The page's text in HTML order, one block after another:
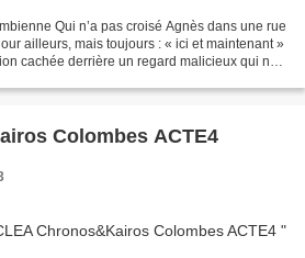
Qui n’a pas croisé Agnès dans une rue
ailleurs, mais toujours : « ici et maintenant »
cachée derrière un regard malicieux qui ne
CLEA Chronos&Kairos Colombes ACTE4